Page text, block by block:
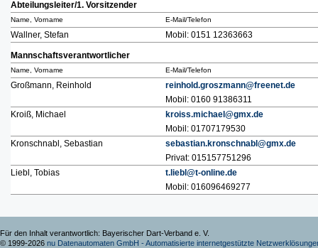
Abteilungsleiter/1. Vorsitzender
Name, Vorname E-Mail/Telefon
Wallner, Stefan Mobil: 0151 12363663
Mannschaftsverantwortlicher
Name, Vorname E-Mail/Telefon
Großmann, Reinhold
reinhold.groszmann@freenet.de
Mobil: 0160 91386311
Kroiß, Michael
kroiss.michael@gmx.de
Mobil: 01707179530
Kronschnabl, Sebastian
sebastian.kronschnabl@gmx.de
Privat: 015157751296
Liebl, Tobias
t.liebl@t-online.de
Mobil: 016096469277
Für den Inhalt verantwortlich: Bayerischer Dart-Verband e. V.
© 1999-2026 nu Datenautomaten GmbH - Automatisierte internetgestützte